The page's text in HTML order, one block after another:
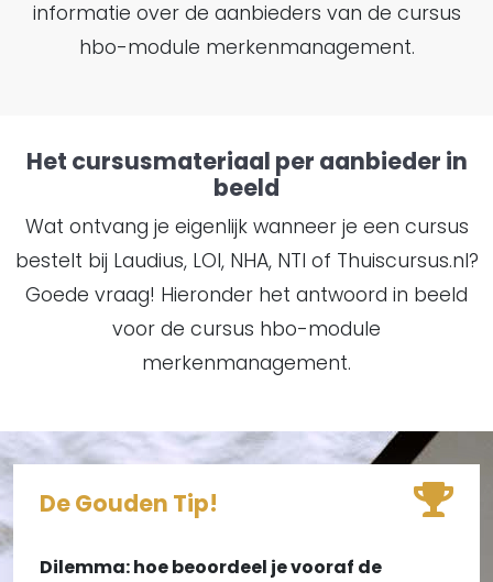
informatie over de aanbieders van de cursus
hbo-module merkenmanagement.
Het cursusmateriaal per aanbieder in
beeld
Wat ontvang je eigenlijk wanneer je een cursus
bestelt bij Laudius, LOI, NHA, NTI of Thuiscursus.nl?
Goede vraag! Hieronder het antwoord in beeld
voor de cursus hbo-module
merkenmanagement.
De Gouden Tip!
Dilemma: hoe beoordeel je vooraf de